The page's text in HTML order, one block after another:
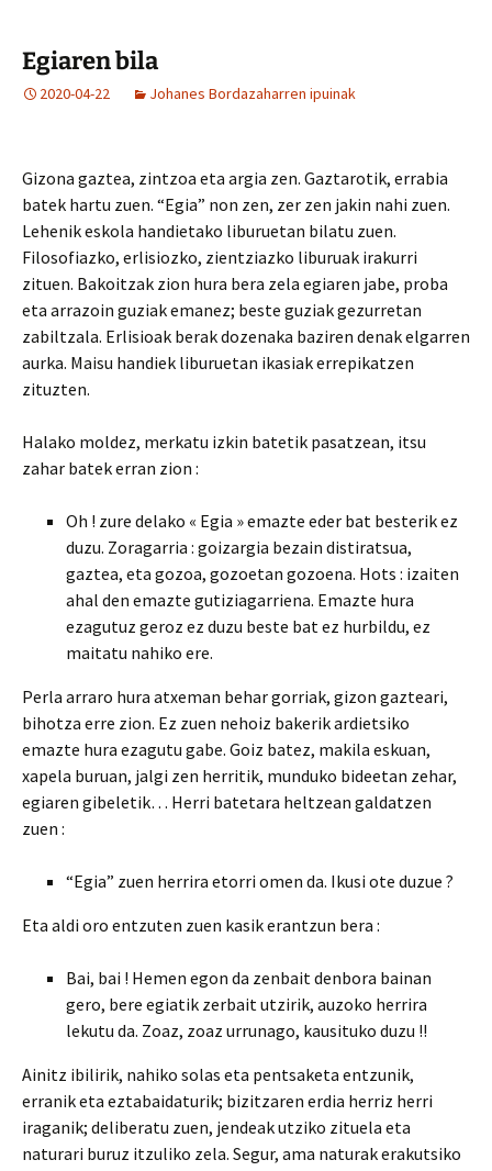
Egiaren bila
2020-04-22 Johanes Bordazaharren ipuinak
Gizona gaztea, zintzoa eta argia zen. Gaztarotik, errabia
batek hartu zuen. “Egia” non zen, zer zen jakin nahi zuen.
Lehenik eskola handietako liburuetan bilatu zuen.
Filosofiazko, erlisiozko, zientziazko liburuak irakurri
zituen. Bakoitzak zion hura bera zela egiaren jabe, proba
eta arrazoin guziak emanez; beste guziak gezurretan
zabiltzala. Erlisioak berak dozenaka baziren denak elgarren
aurka. Maisu handiek liburuetan ikasiak errepikatzen
zituzten.
Halako moldez, merkatu izkin batetik pasatzean, itsu
zahar batek erran zion :
Oh ! zure delako « Egia » emazte eder bat besterik ez
duzu. Zoragarria : goizargia bezain distiratsua,
gaztea, eta gozoa, gozoetan gozoena. Hots : izaiten
ahal den emazte gutiziagarriena. Emazte hura
ezagutuz geroz ez duzu beste bat ez hurbildu, ez
maitatu nahiko ere.
Perla arraro hura atxeman behar gorriak, gizon gazteari,
bihotza erre zion. Ez zuen nehoiz bakerik ardietsiko
emazte hura ezagutu gabe. Goiz batez, makila eskuan,
xapela buruan, jalgi zen herritik, munduko bideetan zehar,
egiaren gibeletik… Herri batetara heltzean galdatzen
zuen :
“Egia” zuen herrira etorri omen da. Ikusi ote duzue ?
Eta aldi oro entzuten zuen kasik erantzun bera :
Bai, bai ! Hemen egon da zenbait denbora bainan
gero, bere egiatik zerbait utzirik, auzoko herrira
lekutu da. Zoaz, zoaz urrunago, kausituko duzu !!
Ainitz ibilirik, nahiko solas eta pentsaketa entzunik,
erranik eta eztabaidaturik; bizitzaren erdia herriz herri
iraganik; deliberatu zuen, jendeak utziko zituela eta
naturari buruz itzuliko zela. Segur, ama naturak erakutsiko